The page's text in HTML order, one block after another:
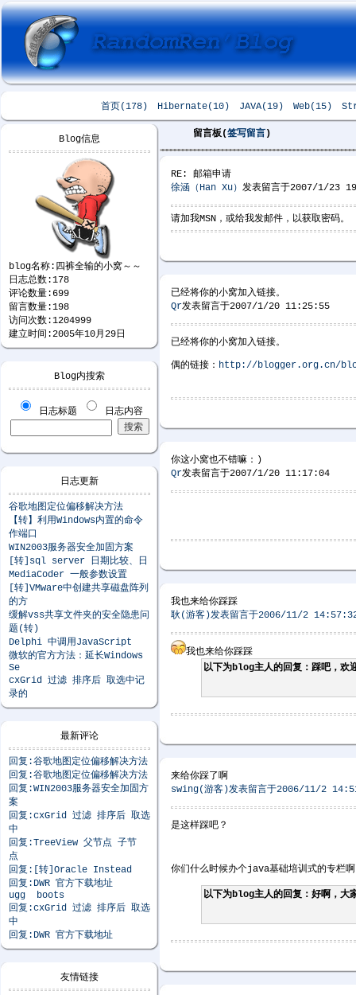
首页(178) Hibernate(10) JAVA(19) Web(15)
Blog信息
blog名称:四裤全输的小窝～～
日志总数:178
评论数量:699
留言数量:198
访问次数:1204999
建立时间:2005年10月29日
Blog内搜索
日志标题 日志内容
日志更新
谷歌地图定位偏移解决方法
【转】利用Windows内置的命令
作端口
WIN2003服务器安全加固方案
[转]sql server 日期比较、日
MediaCoder 一般参数设置
[转]VMware中创建共享磁盘阵列
的方
缓解vss共享文件夹的安全隐患问
题(转)
Delphi 中调用JavaScript
微软的官方方法：延长Windows
Se
cxGrid 过滤 排序后 取选中记
录的
最新评论
回复:谷歌地图定位偏移解决方法
回复:谷歌地图定位偏移解决方法
回复:WIN2003服务器安全加固方
案
回复:cxGrid 过滤 排序后 取选
中
回复:TreeView 父节点 子节
点
回复:[转]Oracle Instead
回复:DWR 官方下载地址
ugg boots
回复:cxGrid 过滤 排序后 取选
中
回复:DWR 官方下载地址
友情链接
留言板(签写留言 )
RE: 邮箱申请
徐涵（Han Xu） 发表留言于2007/1/23
请加我MSN，或给我发邮件，以获取密码。
已经将你的小窝加入链接。
Qr发表留言于2007/1/20 11:25:55
已经将你的小窝加入链接。
偶的链接： http://blogger.org.cn/
你这小窝也不错嘛：)
Qr发表留言于2007/1/20 11:17:04
我也来给你踩踩
耿(游客)发表留言于2006/11/2
我也来给你踩踩
以下为blog主人的回复：踩吧，欢
来给你踩了啊
swing(游客)发表留言于2006/11/2
是这样踩吧？
你们什么时候办个java基础培训式的专栏
以下为blog主人的回复：好啊，大